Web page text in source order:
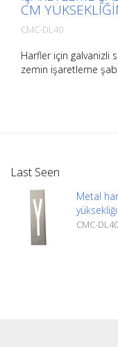
CM
CMC-DL40
Harfler için galvanizli
zemin işaretleme
Last Seen
Metal
CMC-